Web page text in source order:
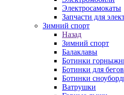
Электросамокаты
Запчасти для
Зимний спорт
Назад
Зимний спорт
Балаклавы
Ботинки
Ботинки для
Ботинки
Ватрушки